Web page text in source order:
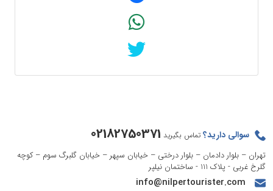
سوالی دارید؟ تماس بگیرید 02182750371
تهران – بلوار دادمان – بلوار درختی – خیابان سپهر – خیابان گلبرگ سوم – کوچه
گلرخ غربی - پلاک 111 - ساختمان نیلپر
info@nilpertourister.com